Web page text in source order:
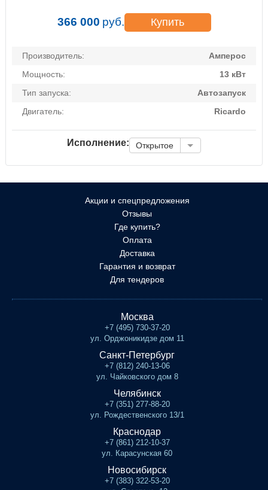
366 000 руб. Купить
Производитель:
Амперос
Мощность:
13 кВт
Тип запуска:
Автозапуск
Двигатель:
Ricardo
Исполнение: Открытое
Акции и спецпредложения
Отзывы
Где купить?
Оплата
Доставка
Гарантия и возврат
Для тендеров
Москва
+7 (495) 730-37-20
ул. Орджоникидзе дом 11
Санкт-Петербург
+7 (812) 240-13-06
ул. Чайковского дом 8
Челябинск
+7 (351) 277-88-20
ул. Рождественского 13/1
Краснодар
+7 (861) 212-10-37
ул. Карасунская 60
Новосибирск
+7 (383) 322-53-20